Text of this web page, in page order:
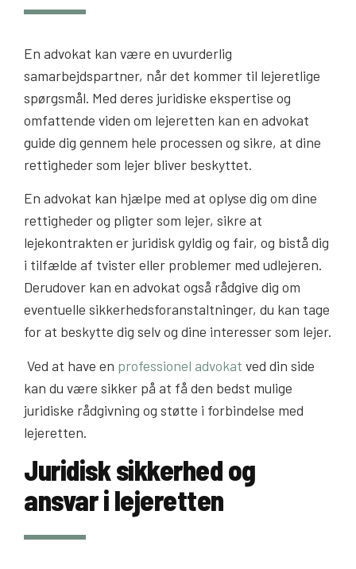
En advokat kan være en uvurderlig
samarbejdspartner, når det kommer til lejeretlige
spørgsmål. Med deres juridiske ekspertise og
omfattende viden om lejeretten kan en advokat
guide dig gennem hele processen og sikre, at dine
rettigheder som lejer bliver beskyttet.
En advokat kan hjælpe med at oplyse dig om dine
rettigheder og pligter som lejer, sikre at
lejekontrakten er juridisk gyldig og fair, og bistå dig
i tilfælde af tvister eller problemer med udlejeren.
Derudover kan en advokat også rådgive dig om
eventuelle sikkerhedsforanstaltninger, du kan tage
for at beskytte dig selv og dine interesser som lejer.
Ved at have en professionel advokat ved din side
kan du være sikker på at få den bedst mulige
juridiske rådgivning og støtte i forbindelse med
lejeretten.
Juridisk sikkerhed og
ansvar i lejeretten